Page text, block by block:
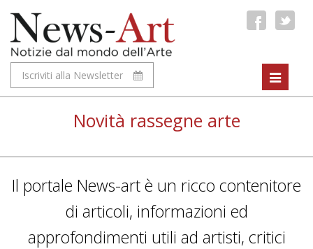
Iscriviti alla Newsletter
Toggle
Novità rassegne arte
Il portale News-art è un ricco contenitore
di articoli, informazioni ed
approfondimenti utili ad artisti, critici